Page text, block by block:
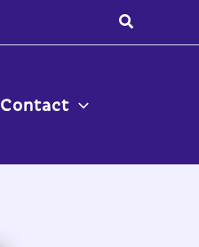
Zoeken
Contact